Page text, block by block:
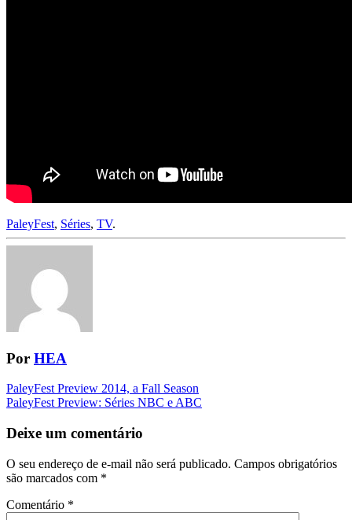
PaleyFest, Séries, TV.
Por HEA
Navegação
da
Postagem
PaleyFest Preview 2014, a Fall Season
PaleyFest Preview: Séries NBC e ABC
Deixe um comentário
O seu endereço de e-mail não será publicado. Campos obrigatórios
são marcados com *
Comentário *